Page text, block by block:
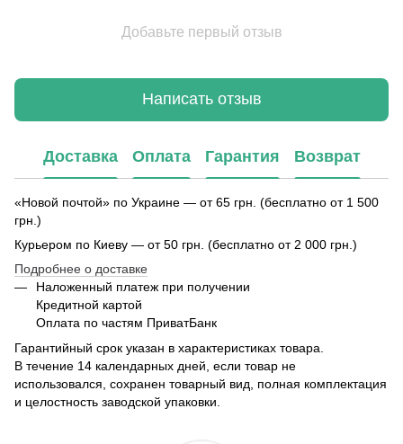
Добавьте первый отзыв
Написать отзыв
Доставка Оплата Гарантия Возврат
«Новой почтой» по Украине — от 65 грн. (бесплатно от 1 500
грн.)
Курьером по Киеву — от 50 грн. (бесплатно от 2 000 грн.)
Подробнее о доставке
Наложенный платеж при получении
Кредитной картой
Оплата по частям ПриватБанк
Гарантийный срок указан в характеристиках товара.
В течение 14 календарных дней, если товар не
использовался, сохранен товарный вид, полная комплектация
и целостность заводской упаковки.